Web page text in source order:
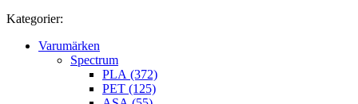
Kategorier:
Varumärken
Spectrum
PLA (372)
PET (125)